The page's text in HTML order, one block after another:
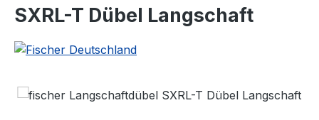
SXRL-T Dübel Langschaft
Bildergalerie überspringen